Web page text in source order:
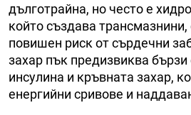
дълготрайна, но често е
който създава трансмазнини,
повишен риск от сърдечни
захар пък предизвиква бързи
инсулина и кръвната захар,
енергийни сривове и